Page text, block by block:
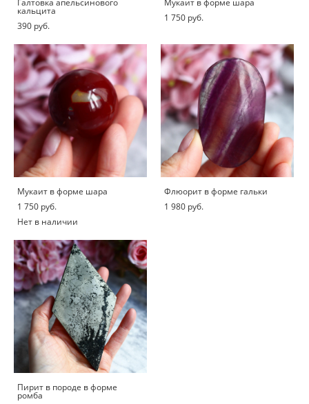
Галтовка апельсинового
кальцита
390 pуб.
Мукаит в форме шара
1 750 pуб.
Мукаит в форме шара
1 750 pуб.
Нет в наличии
Флюорит в форме гальки
1 980 pуб.
Пирит в породе в форме
ромба